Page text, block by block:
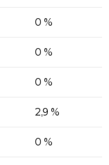
0 %
0 %
0 %
2,9 %
0 %